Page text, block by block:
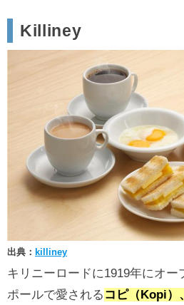
Killiney
出典： killiney
キリニーロードに1919年にオ
ポールで愛される コピ（Kopi）